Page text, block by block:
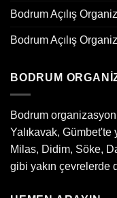
Bodrum Açılış
Bodrum Açılış
BODRUM
Bodrum
Yalıkavak, Gümbet'te
Milas, Didim, Söke,
gibi yakın çevrelerde